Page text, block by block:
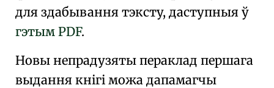
для здабывання тэксту, даступныя ў
гэтым PDF.
Новы непрадузяты пераклад першага
выдання кнігі можа дапамагчы